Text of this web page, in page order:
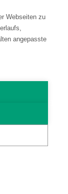
Webseiten zu
angepasste